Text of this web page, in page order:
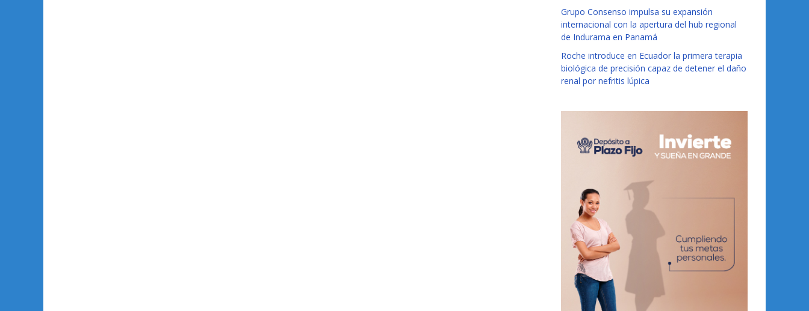
Grupo Consenso impulsa su expansión
internacional con la apertura del hub regional
de Indurama en Panamá
Roche introduce en Ecuador la primera terapia
biológica de precisión capaz de detener el daño
renal por nefritis lúpica